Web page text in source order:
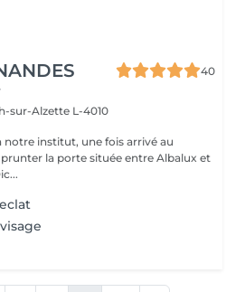
40
sur-Alzette L-4010
la porte située entre Albalux et